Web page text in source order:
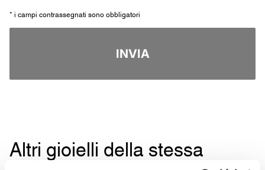
* i campi contrassegnati sono obbligatori
INVIA
Altri gioielli della stessa